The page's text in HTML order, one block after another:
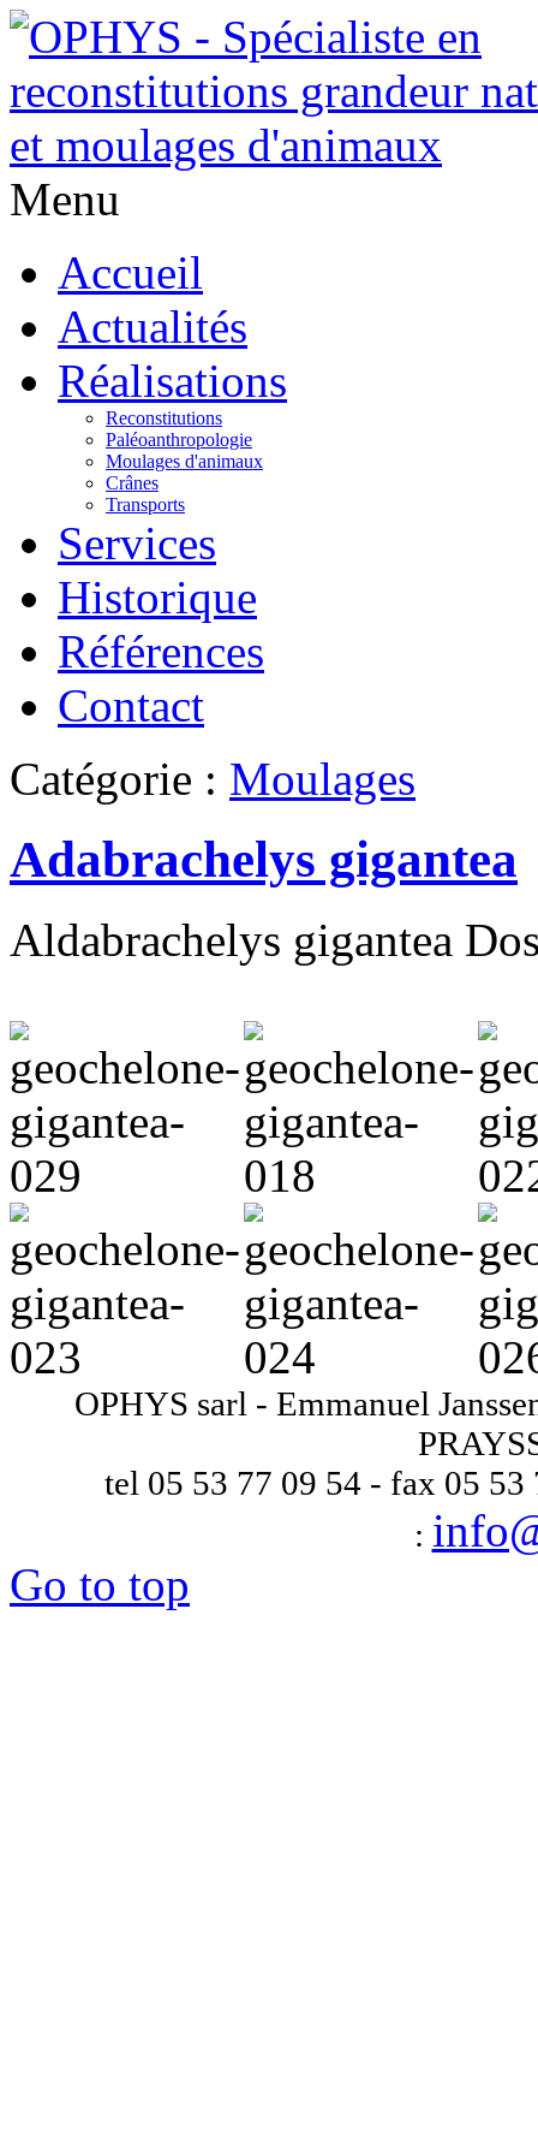
Menu
Accueil
Actualités
Réalisations
Reconstitutions
Paléoanthropologie
Moulages d'animaux
Crânes
Transports
Services
Historique
Références
Contact
Catégorie : Moulages
Adabrachelys gigantea
Aldabrachelys gigantea
OPHYS sarl - Emmanuel
tel 05 53 77 09 54 - fax 05
:
Go to top